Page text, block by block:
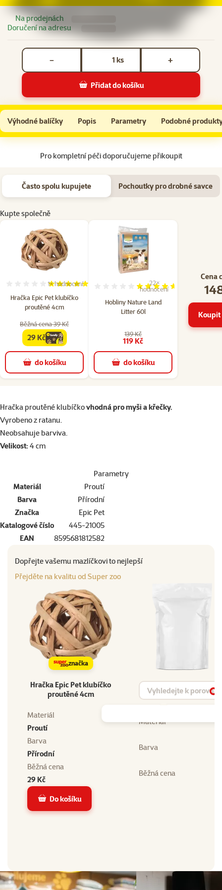
Na prodejnách
Doručení na adresu
ks
− +
Přidat do košíku
Hračka Epic Pet klubíčko proutěné 4cm
Do košíku
Výhodné balíčky Popis Parametry Podobné
Na začátek stránky
Pro kompletní péči doporučujeme přikoupit
Často spolu kupujete Pochoutky pro drobné savce
Kupte společně
Hračka Epic Pet klubíčko
proutěné 4cm
Hodnocení 100%, počet hodnocení: 1
1×hodnocení
Běžná cena 39 Kč
familycena
29 Kč
do košíku
Hobliny Nature Land
Litter 60l
Hodnocení 92%, počet
22×
hodnocení
139 Kč
119 Kč
do košíku
Cena
superzoo.product.detail.content
Hračka proutěné klubíčkovhodná pro myši a křečky.
Vyrobeno z ratanu.
Neobsahuje barviva.
Velikost: 4 cm
Parametry
Materiál
Proutí
Barva
Přírodní
Značka
Epic Pet
Katalogové číslo
445-21005
EAN
8595681812582
Dopřejte vašemu mazlíčkovi to nejlepší
Přejděte na kvalitu od Super zoo
značka
Hračka Epic Pet klubíčko
proutěné 4cm
Vyhledat produkt
Materiál
Proutí
Materiál
Barva
Přírodní
Barva
Běžná cena
29 Kč
Běžná cena
Do košíku